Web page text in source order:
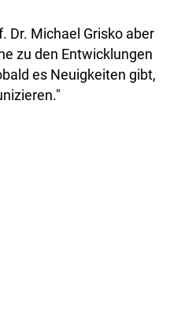
Dr. Michael Grisko aber
zu den Entwicklungen
es Neuigkeiten gibt,